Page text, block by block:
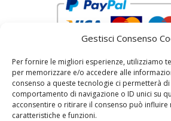
Gestisci Consenso
Per fornire le migliori esperienze, utilizziamo
per memorizzare e/o accedere alle
consenso a queste tecnologie ci permetterà
comportamento di navigazione o ID unici su
acconsentire o ritirare il consenso può influire
caratteristiche e funzioni.
reCAPTCHA Google’s Privacy Policy